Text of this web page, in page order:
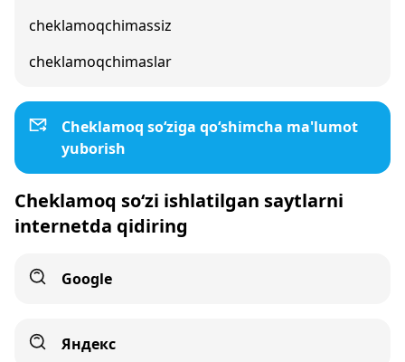
cheklamoqchimassiz
cheklamoqchimaslar
Cheklamoq so‘ziga qo‘shimcha ma'lumot
yuborish
Cheklamoq so‘zi ishlatilgan saytlarni
internetda qidiring
Google
Яндекс